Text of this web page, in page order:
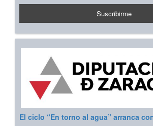
El ciclo “En torno al agua” arranca